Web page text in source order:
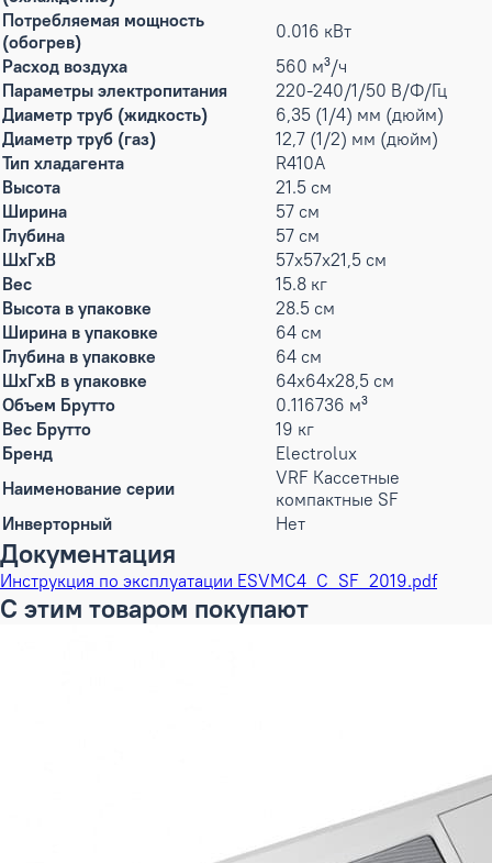
Потребляемая мощность
(обогрев)
0.016 кВт
Расход воздуха
560 м³/ч
Параметры электропитания
220-240/1/50 В/Ф/Гц
Диаметр труб (жидкость)
6,35 (1/4) мм (дюйм)
Диаметр труб (газ)
12,7 (1/2) мм (дюйм)
Тип хладагента
R410A
Высота
21.5 см
Ширина
57 см
Глубина
57 см
ШxГxВ
57x57x21,5 см
Вес
15.8 кг
Высота в упаковке
28.5 см
Ширина в упаковке
64 см
Глубина в упаковке
64 см
ШxГxВ в упаковке
64x64x28,5 см
Объем Брутто
0.116736 м³
Вес Брутто
19 кг
Бренд
Electrolux
Наименование серии
VRF Кассетные
компактные SF
Инверторный
Нет
Документация
Инструкция по эксплуатации ESVMC4_С_SF_2019.pdf
С этим товаром покупают